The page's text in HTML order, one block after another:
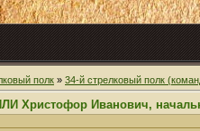
полк » 34-й стрелковый полк
Христофор Иванович,